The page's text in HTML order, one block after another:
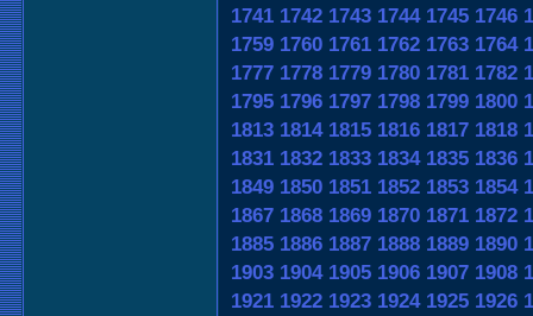
1741 1742 1743 1744 1745 1746
1759 1760 1761 1762 1763 1764
1777 1778 1779 1780 1781 1782
1795 1796 1797 1798 1799 1800
1813 1814 1815 1816 1817 1818
1831 1832 1833 1834 1835 1836
1849 1850 1851 1852 1853 1854
1867 1868 1869 1870 1871 1872
1885 1886 1887 1888 1889 1890
1903 1904 1905 1906 1907 1908
1921 1922 1923 1924 1925 1926